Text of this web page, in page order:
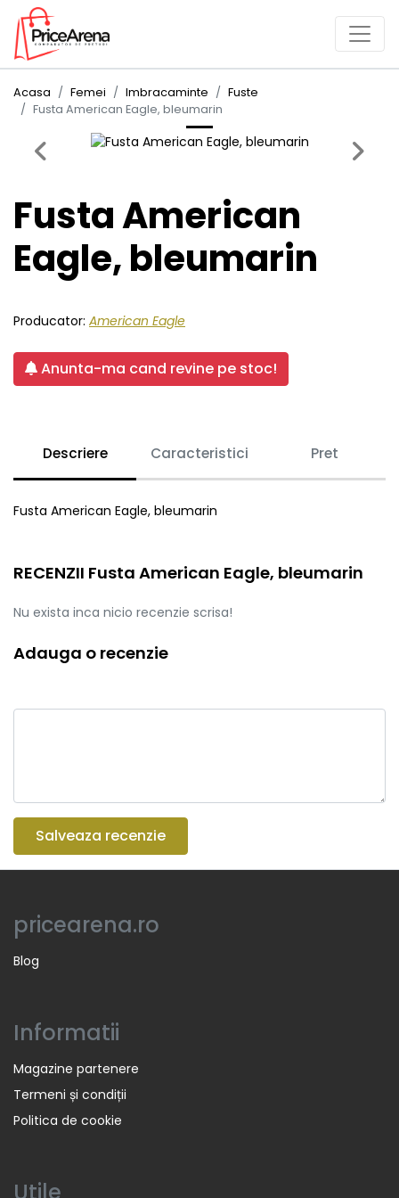
Acasa Femei Imbracaminte
Fuste
Fusta American Eagle, bleumarin
Previous Next
Fusta American
Eagle, bleumarin
Producator: American Eagle
Anunta-ma cand revine pe stoc!
Descriere Caracteristici Pret
Fusta American Eagle, bleumarin
RECENZII Fusta American Eagle, bleumarin
Nu exista inca nicio recenzie scrisa!
Adauga o recenzie
Salveaza recenzie
pricearena.ro
Blog
Informatii
Magazine partenere
Termeni și condiții
Politica de cookie
Utile